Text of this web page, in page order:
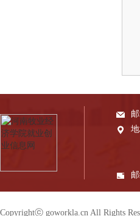
邮
地
邮
Copyrightⓒ goworkla.cn All Rights